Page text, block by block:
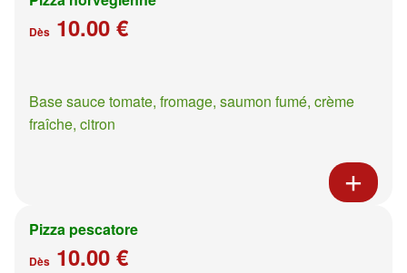
Dès 10.00 €
Base sauce tomate, fromage, saumon fumé, crème
fraîche, citron
Pizza pescatore
Dès 10.00 €